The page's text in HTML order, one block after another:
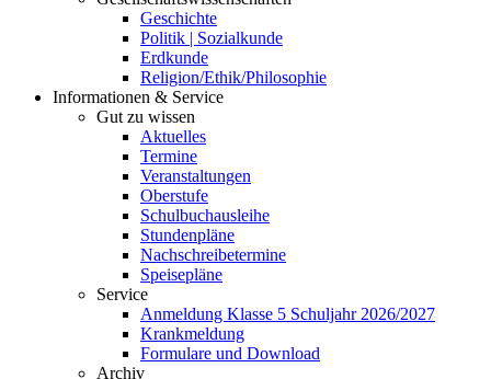
Geschichte
Politik | Sozialkunde
Erdkunde
Religion/Ethik/Philosophie
Informationen & Service
Gut zu wissen
Aktuelles
Termine
Veranstaltungen
Oberstufe
Schulbuchausleihe
Stundenpläne
Nachschreibetermine
Speisepläne
Service
Anmeldung Klasse 5 Schuljahr 2026/2027
Krankmeldung
Formulare und Download
Archiv